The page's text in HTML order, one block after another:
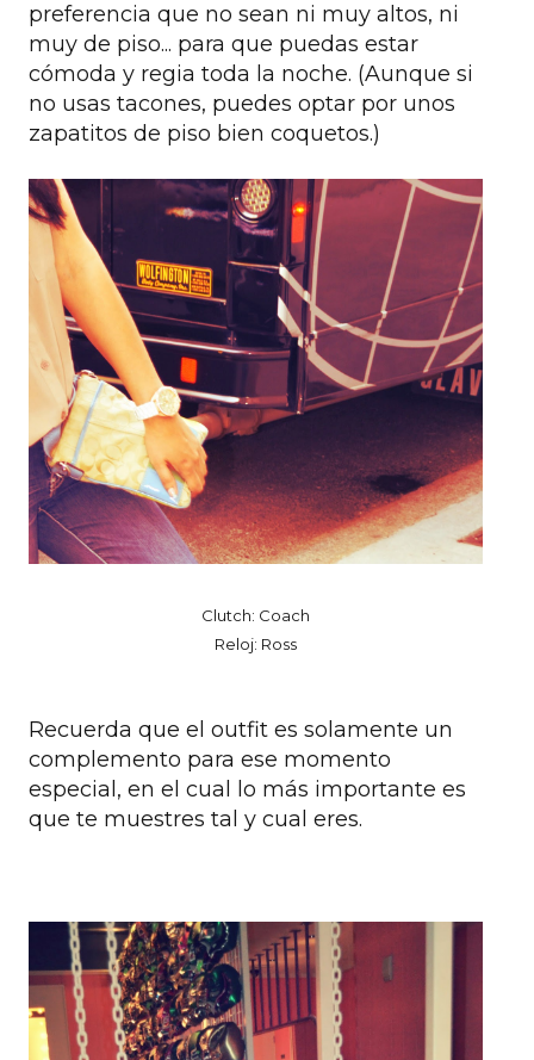
preferencia que no sean ni muy altos, ni
muy de piso... para que puedas estar
cómoda y regia toda la noche. (Aunque si
no usas tacones, puedes optar por unos
zapatitos de piso bien coquetos.)
Clutch: Coach
Reloj: Ross
Recuerda que el outfit es solamente un
complemento para ese momento
especial, en el cual lo más importante es
que te muestres tal y cual eres.